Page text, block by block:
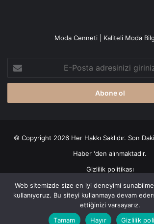
Moda Cenneti | Kaliteli Moda
Posta
adresinizi
© Copyright 2026 Her Hakkı Saklıdır. Son
Haber 'den alınmaktadır.
Gizlilik politikası
Facebook
X
Web sitemizde size en iyi deneyimi
kullanıyoruz. Bu siteyi kullanmaya devam
ettiğinizi varsayarız.
Tamam
Hayır Gizlilik